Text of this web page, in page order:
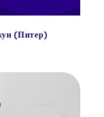
(Питер)